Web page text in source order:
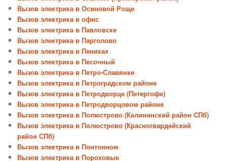
Вызов электрика в Осиновой Роще
Вызов электрика в офис
Вызов электрика в Павловске
Вызов электрика в Парголово
Вызов электрика в Пениках
Вызов электрика в Песочный
Вызов электрика в Петро-Славянке
Вызов электрика в Петроградском районе
Вызов электрика в Петродворце (Петергофе)
Вызов электрика в Петродворцовом районе
Вызов электрика в Полюстрово (Калининский район СПб)
Вызов электрика в Полюстрово (Красногвардейский
район СПб)
Вызов электрика в Понтонном
Вызов электрика в Пороховые